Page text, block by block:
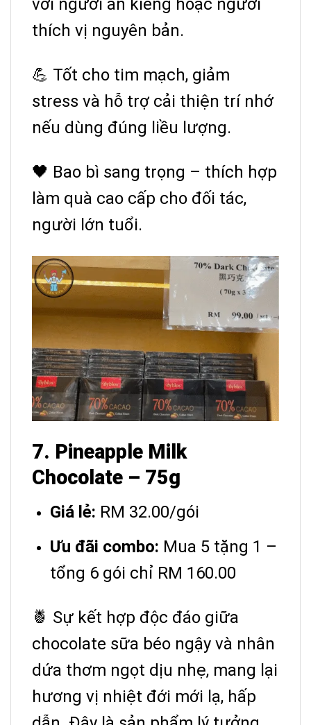
với người ăn kiêng hoặc người
thích vị nguyên bản.
💪 Tốt cho tim mạch, giảm
stress và hỗ trợ cải thiện trí nhớ
nếu dùng đúng liều lượng.
🖤 Bao bì sang trọng – thích hợp
làm quà cao cấp cho đối tác,
người lớn tuổi.
7. Pineapple Milk
Chocolate – 75g
Giá lẻ: RM 32.00/gói
Ưu đãi combo: Mua 5 tặng 1 –
tổng 6 gói chỉ RM 160.00
🍍 Sự kết hợp độc đáo giữa
chocolate sữa béo ngậy và nhân
dứa thơm ngọt dịu nhẹ, mang lại
hương vị nhiệt đới mới lạ, hấp